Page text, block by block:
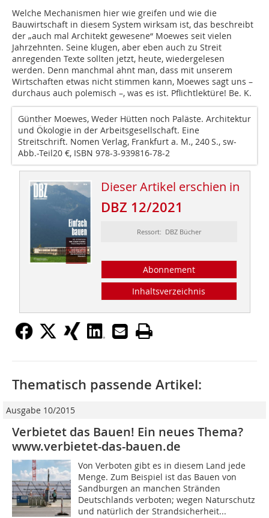
Welche Mechanismen hier wie greifen und wie die
Bauwirtschaft in diesem System wirksam ist, das beschreibt
der „auch mal Architekt gewesene“ Moewes seit vielen
Jahrzehnten. Seine klugen, aber eben auch zu Streit
anregenden Texte sollten jetzt, heute, wiedergelesen
werden. Denn manchmal ahnt man, dass mit unserem
Wirtschaften etwas nicht stimmen kann, Moewes sagt uns –
durchaus auch polemisch –, was es ist. Pflichtlektüre! Be. K.
Günther Moewes, Weder Hütten noch Paläste. Architektur
und Ökologie in der Arbeitsgesellschaft. Eine
Streitschrift. Nomen Verlag, Frankfurt a. M., 240 S., sw-
Abb.-Teil20 €, ISBN 978-3-939816-78-2
Dieser Artikel erschien in
DBZ 12/2021
Ressort: DBZ Bücher
Abonnement
Inhaltsverzeichnis
Thematisch passende Artikel:
Ausgabe 10/2015
Verbietet das Bauen! Ein neues Thema?
www.verbietet-das-bauen.de
Von Verboten gibt es in diesem Land jede
Menge. Zum Beispiel ist das Bauen von
Sandburgen an manchen Stränden
Deutschlands verboten; wegen Naturschutz
und natürlich der Strandsicherheit...